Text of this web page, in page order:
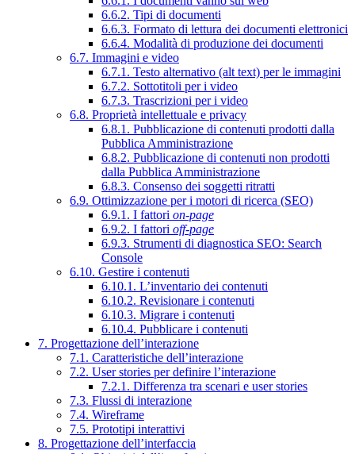
6.6.2. Tipi di documenti
6.6.3. Formato di lettura dei documenti elettronici
6.6.4. Modalità di produzione dei documenti
6.7. Immagini e video
6.7.1. Testo alternativo (alt text) per le immagini
6.7.2. Sottotitoli per i video
6.7.3. Trascrizioni per i video
6.8. Proprietà intellettuale e privacy
6.8.1. Pubblicazione di contenuti prodotti dalla
Pubblica Amministrazione
6.8.2. Pubblicazione di contenuti non prodotti
dalla Pubblica Amministrazione
6.8.3. Consenso dei soggetti ritratti
6.9. Ottimizzazione per i motori di ricerca (SEO)
6.9.1. I fattori on-page
6.9.2. I fattori off-page
6.9.3. Strumenti di diagnostica SEO: Search
Console
6.10. Gestire i contenuti
6.10.1. L’inventario dei contenuti
6.10.2. Revisionare i contenuti
6.10.3. Migrare i contenuti
6.10.4. Pubblicare i contenuti
7. Progettazione dell’interazione
7.1. Caratteristiche dell’interazione
7.2. User stories per definire l’interazione
7.2.1. Differenza tra scenari e user stories
7.3. Flussi di interazione
7.4. Wireframe
7.5. Prototipi interattivi
8. Progettazione dell’interfaccia